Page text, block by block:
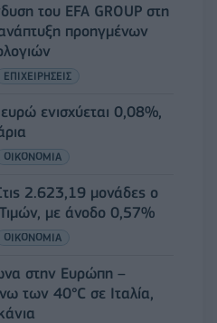
του EFA GROUP στη
προηγμένων
ΕΠΙΧΕΙΡΗΣΕΙΣ
ενισχύεται 0,08%,
ΟΙΚΟΝΟΜΙΑ
2.623,19 μονάδες ο
Τιμών, με άνοδο 0,57%
ΟΙΚΟΝΟΜΙΑ
στην Ευρώπη –
των 40°C σε Ιταλία,